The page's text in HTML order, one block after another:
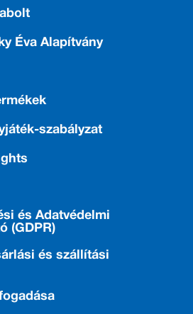
Éva Alapítvány
szabályzat
és Adatvédelmi
(GDPR)
és szállítási